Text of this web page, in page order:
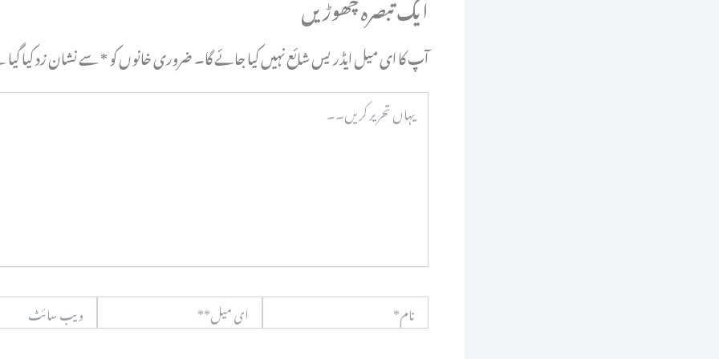
آپ کا ای میل ایڈریس شائع نہیں کیا جائے گا۔ضروری خانوں کو*سے نشان زد کیا
یہاں
تحریر
کریں۔۔
نام* ای
میل**
ویب
سائٹ